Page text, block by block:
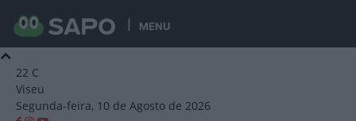
MENU
22 C
Viseu
Segunda-feira, 10 de Agosto de 2026